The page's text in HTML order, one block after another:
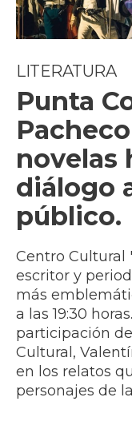
LITERATURA
Punta
novelas
diálogo
público.
Centro Cultural
escritor y
más
a las 19:30
participación
Cultural,
en los relatos
personajes de